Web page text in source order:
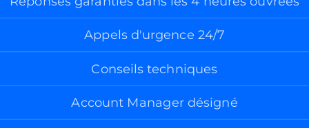
Appels d'urgence 24/7
Conseils techniques
Account Manager désigné